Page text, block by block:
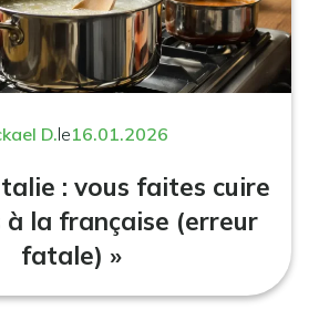
D.le16.01.2026
: vous faites cuire
la française (erreur
fatale) »